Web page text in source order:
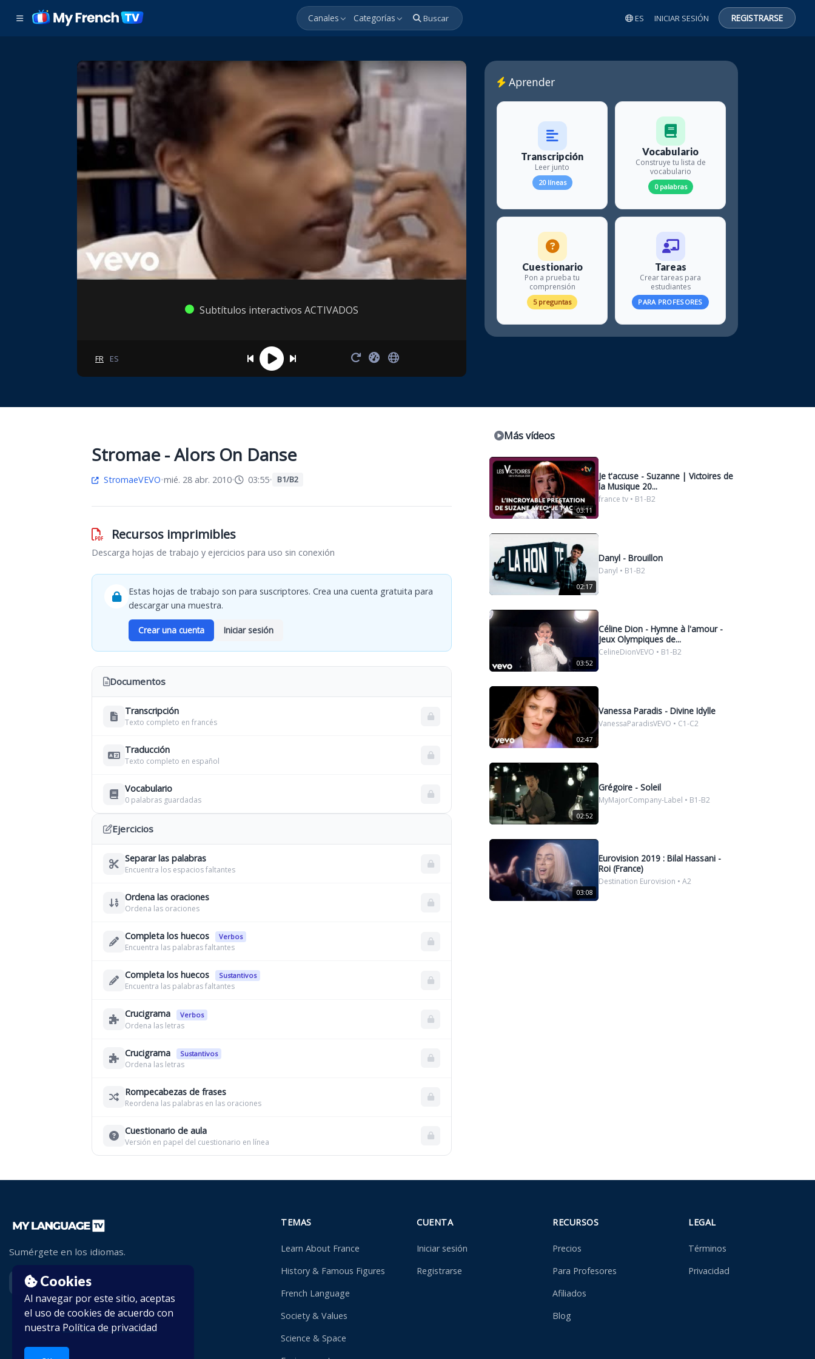
Cookies
Al navegar por este sitio, aceptas
el uso de cookies de acuerdo con
nuestra Política de privacidad
Canales Categorías Buscar ES INICIAR SESIÓN REGISTRARSE
Subtítulos interactivos ACTIVADOS
FR ES
Aprender
Transcripción
Leer junto
20 líneas
Vocabulario
Construye tu lista de
vocabulario
0 palabras
Cuestionario
Pon a prueba tu
comprensión
5 preguntas
Tareas
Crear tareas para
estudiantes
PARA PROFESORES
Stromae - Alors On Danse
StromaeVEVO•mié. 28 abr. 2010• 03:55• B1/B2
Recursos imprimibles
Descarga hojas de trabajo y ejercicios para uso sin conexión
Estas hojas de trabajo son para suscriptores. Crea una cuenta gratuita para
descargar una muestra.
Crear una cuenta Iniciar sesión
Documentos
Transcripción
Texto completo en francés
Traducción
Texto completo en español
Vocabulario
0 palabras guardadas
Ejercicios
Separar las palabras
Encuentra los espacios faltantes
Ordena las oraciones
Ordena las oraciones
Completa los huecos Verbos
Encuentra las palabras faltantes
Completa los huecos Sustantivos
Encuentra las palabras faltantes
Crucigrama Verbos
Ordena las letras
Crucigrama Sustantivos
Ordena las letras
Rompecabezas de frases
Reordena las palabras en las oraciones
Cuestionario de aula
Versión en papel del cuestionario en línea
Más vídeos
03:11
Je t'accuse - Suzanne | Victoires de
la Musique 20...
france tv • B1-B2
02:17
Danyl - Brouillon
Danyl • B1-B2
03:52
Céline Dion - Hymne à l'amour -
Jeux Olympiques de...
CelineDionVEVO • B1-B2
02:47
Vanessa Paradis - Divine Idylle
VanessaParadisVEVO • C1-C2
02:52
Grégoire - Soleil
MyMajorCompany-Label • B1-B2
03:08
Eurovision 2019 : Bilal Hassani -
Roi (France)
Destination Eurovision • A2
Sumérgete en los idiomas.
TEMAS
Learn About France
History & Famous Figures
French Language
Society & Values
Science & Space
CUENTA
Iniciar sesión
Registrarse
RECURSOS
Precios
Para Profesores
Afiliados
Blog
LEGAL
Términos
Privacidad